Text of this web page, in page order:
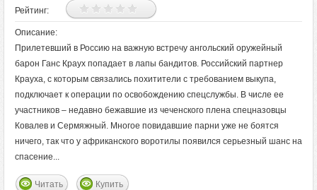
Рейтинг:
Описание:
Прилетевший в Россию на важную встречу ангольский оружейный
барон Ганс Краух попадает в лапы бандитов. Российский партнер
Крауха, с которым связались похитители с требованием выкупа,
подключает к операции по освобождению спецслужбы. В числе ее
участников – недавно бежавшие из чеченского плена спецназовцы
Ковалев и Сермяжный. Многое повидавшие парни уже не боятся
ничего, так что у африканского воротилы появился серьезный шанс на
спасение...
Читать Купить